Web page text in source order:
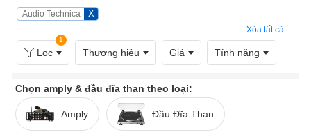
Audio Technica
X
Xóa tất cả
1
Lọc Thương hiệu Giá Tính năng
Chọn amply & đầu đĩa than theo loại:
Amply Đầu Đĩa Than